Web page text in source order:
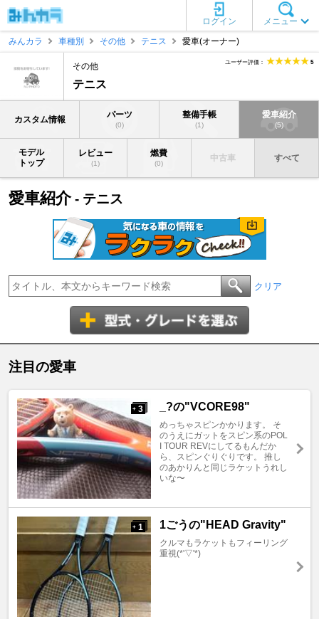
メニュー
ログイン
みんカラ
車種別 その他 テニス 愛車(オーナー)
その他
テニス
ユーザー評価： 5
カスタム情報 パーツ
(0)
整備手帳
(1)
愛車紹介
(5)
モデル
トップ
レビュー
(1)
燃費
(0)
中古車 すべて
愛車紹介- テニス
クリア
注目の愛車
+ 3 _?の"VCORE98"
めっちゃスピンかかります。 そ
のうえにガットをスピン系のPOL
I TOUR REVにしてるもんだか
ら、スピンぐりぐりです。 推し
のあかりんと同じラケットうれし
いな〜
+ 1 1ごうの"HEAD Gravity"
クルマもラケットもフィーリング
重視(*'▽'*)